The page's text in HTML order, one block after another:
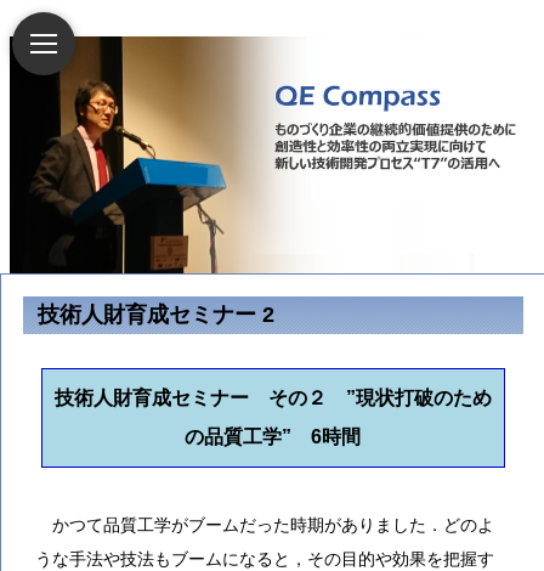
技術人財育成セミナー 2
技術人財育成セミナー その２ ”現状打破のため
の品質工学” 6時間
かつて品質工学がブームだった時期がありました．どのよ
うな手法や技法もブームになると，その目的や効果を把握す